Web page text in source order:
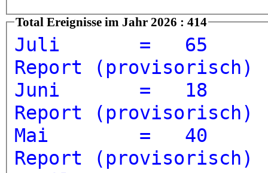
Total Ereignisse im Jahr 2026 : 414
Juli =
Report (provisorisch)
Juni =
Report (provisorisch)
Mai =
Report (provisorisch)